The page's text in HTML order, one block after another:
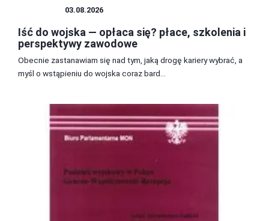
03.08.2026
Iść do wojska — opłaca się? płace, szkolenia i
perspektywy zawodowe
Obecnie zastanawiam się nad tym, jaką drogę kariery wybrać, a
myśl o wstąpieniu do wojska coraz bard...